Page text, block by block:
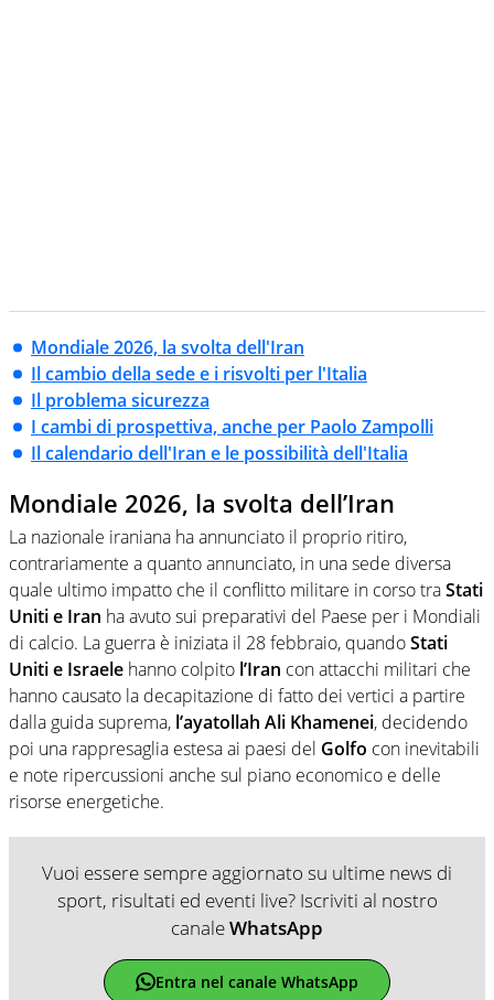
Mondiale 2026, la svolta dell'Iran
Il cambio della sede e i risvolti per l'Italia
Il problema sicurezza
I cambi di prospettiva, anche per Paolo Zampolli
Il calendario dell'Iran e le possibilità dell'Italia
Mondiale 2026, la svolta dell’Iran
La nazionale iraniana ha annunciato il proprio ritiro,
contrariamente a quanto annunciato, in una sede diversa
quale ultimo impatto che il conflitto militare in corso traStati
Uniti e Iran ha avuto sui preparativi del Paese per i Mondiali
di calcio. La guerra è iniziata il 28 febbraio, quandoStati
Uniti e Israele hanno colpito l’Iran con attacchi militari che
hanno causato la decapitazione di fatto dei vertici a partire
dalla guida suprema, l’ayatollah Ali Khamenei, decidendo
poi una rappresaglia estesa ai paesi del Golfo con inevitabili
e note ripercussioni anche sul piano economico e delle
risorse energetiche.
Vuoi essere sempre aggiornato su ultime news di
sport, risultati ed eventi live? Iscriviti al nostro
canaleWhatsApp
Entra nel canale WhatsApp